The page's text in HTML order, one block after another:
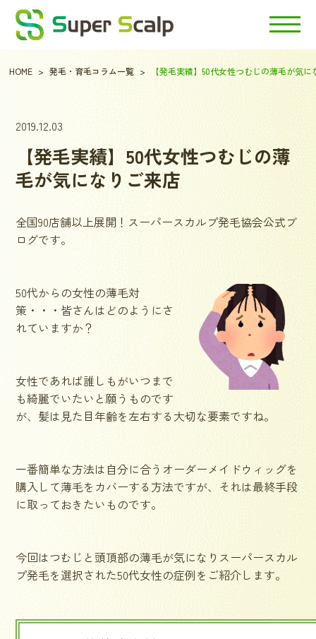
HOME 発毛・育毛コラム一覧 【発毛実績】50代女性つむじの薄毛が気に
2019.12.03
【発毛実績】50代女性つむじの薄
毛が気になりご来店
全国90店舗以上展開！スーパースカルプ発毛協会公式ブ
ログです。
50代からの女性の薄毛対
策・・・皆さんはどのようにさ
れていますか？
女性であれば誰しもがいつまで
も綺麗でいたいと願うものです
が、髪は見た目年齢を左右する大切な要素ですね。
一番簡単な方法は自分に合うオーダーメイドウィッグを
購入して薄毛をカバーする方法ですが、それは最終手段
に取っておきたいものです。
今回はつむじと頭頂部の薄毛が気になりスーパースカル
プ発毛を選択された50代女性の症例をご紹介します。